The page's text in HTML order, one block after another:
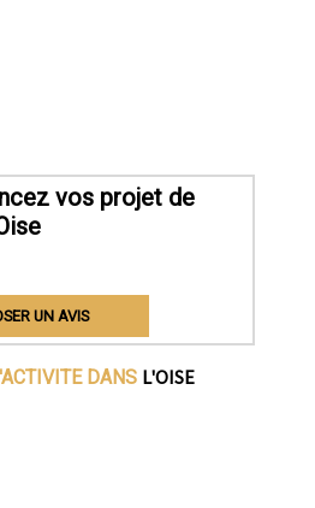
vos projet de
UN AVIS
DANS L'OISE